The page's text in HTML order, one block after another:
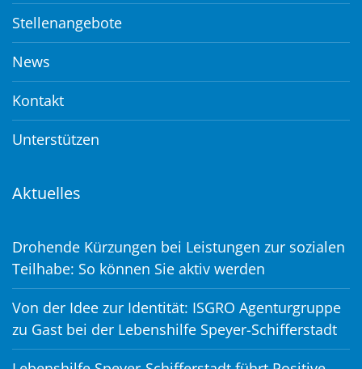
Stellenangebote
News
Kontakt
Unterstützen
Aktuelles
Drohende Kürzungen bei Leistungen zur sozialen
Teilhabe: So können Sie aktiv werden
Von der Idee zur Identität: ISGRO Agenturgruppe
zu Gast bei der Lebenshilfe Speyer-Schifferstadt